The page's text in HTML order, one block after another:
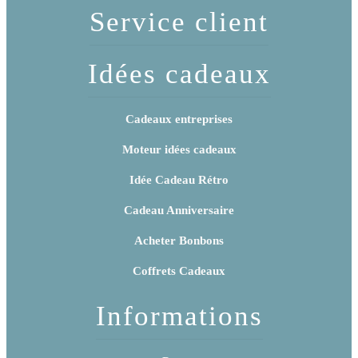
Service client
Idées cadeaux
Cadeaux entreprises
Moteur idées cadeaux
Idée Cadeau Rétro
Cadeau Anniversaire
Acheter Bonbons
Coffrets Cadeaux
Informations